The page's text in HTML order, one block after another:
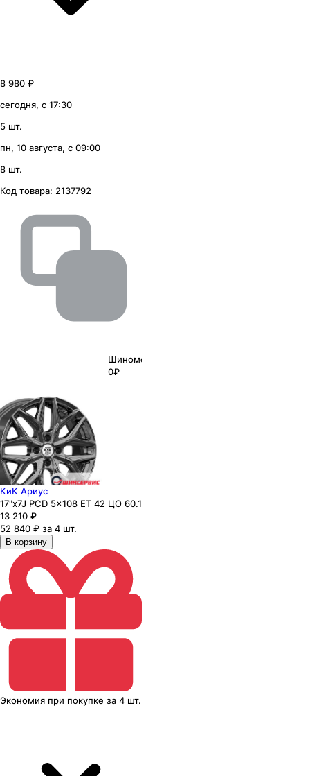
8 980 ₽
сегодня, с 17:30
5 шт.
пн, 10 августа, с 09:00
8 шт.
Код товара: 2137792
Шиномонтаж
0₽
КиК Ариус
17"x7J PCD 5x108 ЕТ 42 ЦО 60.1
13 210 ₽
52 840 ₽ за 4 шт.
В корзину
Экономия при покупке за 4 шт.